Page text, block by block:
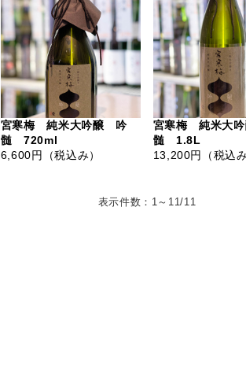
宮寒梅 純米大吟醸 吟
髄 720ml
6,600円
（税込み）
宮寒梅 純米大
髄 1.8L
13,200円
（税込
表示件数：1～11/11